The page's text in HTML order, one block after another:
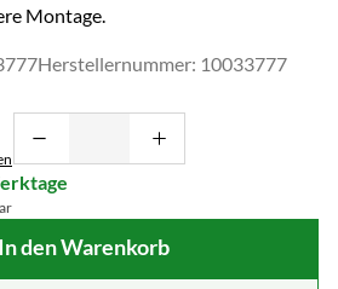
Montage.
Herstellernummer: 10033777
In den Warenkorb